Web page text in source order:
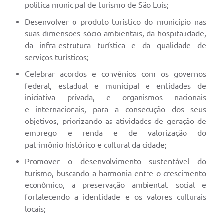
política municipal de turismo de São Luis;
Desenvolver o produto turístico do município nas
suas dimensões sócio-ambientais, da hospitalidade,
da infra-estrutura turística e da qualidade de
serviços turísticos;
Celebrar acordos e convênios com os governos
federal, estadual e municipal e entidades de
iniciativa privada, e organismos nacionais
e internacionais, para a consecução dos seus
objetivos, priorizando as atividades de geração de
emprego e renda e de valorização do
patrimônio histórico e cultural da cidade;
Promover o desenvolvimento sustentável do
turismo, buscando a harmonia entre o crescimento
econômico, a preservação ambiental. social e
fortalecendo a identidade e os valores culturais
locais;